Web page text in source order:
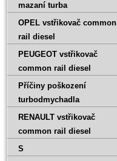
mazaní turba
OPEL vstřikovač common
rail diesel
PEUGEOT vstřikovač
common rail diesel
Příčiny poškození
turbodmychadla
RENAULT vstřikovač
common rail diesel
S